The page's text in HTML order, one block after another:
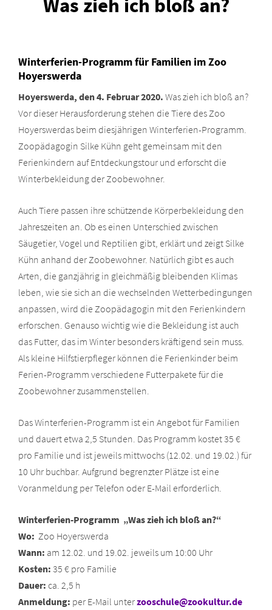
Was zieh ich bloß an?
Winterferien-Programm für Familien im Zoo
Hoyerswerda
Hoyerswerda, den 4. Februar 2020. Was zieh ich bloß an?
Vor dieser Herausforderung stehen die Tiere des Zoo
Hoyerswerdas beim diesjährigen Winterferien-Programm.
Zoopädagogin Silke Kühn geht gemeinsam mit den
Ferienkindern auf Entdeckungstour und erforscht die
Winterbekleidung der Zoobewohner.
Auch Tiere passen ihre schützende Körperbekleidung den
Jahreszeiten an. Ob es einen Unterschied zwischen
Säugetier, Vogel und Reptilien gibt, erklärt und zeigt Silke
Kühn anhand der Zoobewohner. Natürlich gibt es auch
Arten, die ganzjährig in gleichmäßig bleibenden Klimas
leben, wie sie sich an die wechselnden Wetterbedingungen
anpassen, wird die Zoopädagogin mit den Ferienkindern
erforschen. Genauso wichtig wie die Bekleidung ist auch
das Futter, das im Winter besonders kräftigend sein muss.
Als kleine Hilfstierpfleger können die Ferienkinder beim
Ferien-Programm verschiedene Futterpakete für die
Zoobewohner zusammenstellen.
Das Winterferien-Programm ist ein Angebot für Familien
und dauert etwa 2,5 Stunden. Das Programm kostet 35 €
pro Familie und ist jeweils mittwochs (12.02. und 19.02.) für
10 Uhr buchbar. Aufgrund begrenzter Plätze ist eine
Voranmeldung per Telefon oder E-Mail erforderlich.
Winterferien-Programm „Was zieh ich bloß an?“
Wo: Zoo Hoyerswerda
Wann: am 12.02. und 19.02. jeweils um 10:00 Uhr
Kosten: 35 € pro Familie
Dauer: ca. 2,5 h
Anmeldung: per E-Mail unterzooschule@zookultur.de